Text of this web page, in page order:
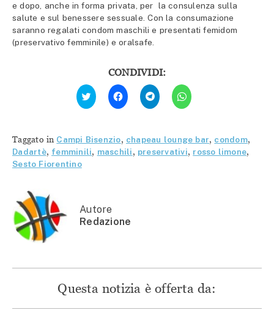
e dopo, anche in forma privata, per la consulenza sulla
salute e sul benessere sessuale. Con la consumazione
saranno regalati condom maschili e presentati femidom
(preservativo femminile) e oralsafe.
CONDIVIDI:
Fai
clic
qui
Twitter
(Si
apre
in
Fai
clic
per
condividere
(Si
apre
in
una
Fai
clic
per
condividere
(Si
apre
in
una
Fai
clic
per
(Si
apre
in
una
Taggato in Campi Bisenzio, chapeau lounge bar, condom,
Dadartè, femminili, maschili, preservativi, rosso limone,
Sesto Fiorentino
Autore
Redazione
Questa notizia è offerta da: